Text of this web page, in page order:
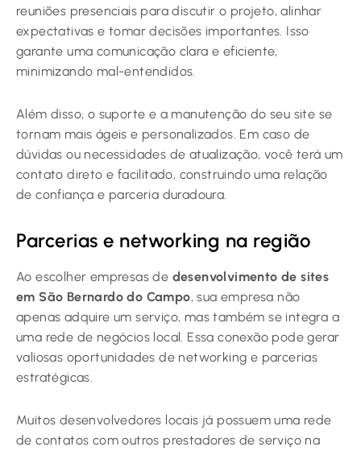
reuniões presenciais para discutir o projeto, alinhar
expectativas e tomar decisões importantes. Isso
garante uma comunicação clara e eficiente,
minimizando mal-entendidos.
Além disso, o suporte e a manutenção do seu site se
tornam mais ágeis e personalizados. Em caso de
dúvidas ou necessidades de atualização, você terá um
contato direto e facilitado, construindo uma relação
de confiança e parceria duradoura.
Parcerias e networking na região
Ao escolher empresas de desenvolvimento de sites
em São Bernardo do Campo, sua empresa não
apenas adquire um serviço, mas também se integra a
uma rede de negócios local. Essa conexão pode gerar
valiosas oportunidades de networking e parcerias
estratégicas.
Muitos desenvolvedores locais já possuem uma rede
de contatos com outros prestadores de serviço na